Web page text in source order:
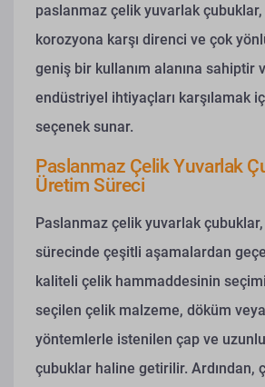
paslanmaz çelik yuvarlak çubuklar,
korozyona karşı direnci ve çok
geniş bir kullanım alanına sahiptir
endüstriyel ihtiyaçları karşılamak
seçenek sunar.
Paslanmaz Çelik Yuvarlak
Üretim Süreci
Paslanmaz çelik yuvarlak
sürecinde çeşitli aşamalardan
kaliteli çelik hammaddesinin
seçilen çelik malzeme, döküm
yöntemlerle istenilen çap ve
çubuklar haline getirilir. Ardından,